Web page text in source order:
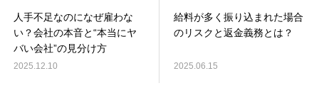
人手不足なのになぜ雇わな
い？会社の本音と“本当にヤ
バい会社”の見分け方
2025.12.10
給料が多く振り込まれた場合
のリスクと返金義務とは？
2025.06.15